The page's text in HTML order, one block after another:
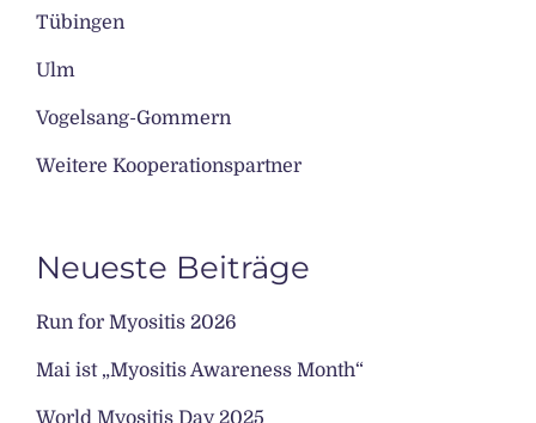
Tübingen
Ulm
Vogelsang-Gommern
Weitere Kooperationspartner
Neueste Beiträge
Run for Myositis 2026
Mai ist „Myositis Awareness Month“